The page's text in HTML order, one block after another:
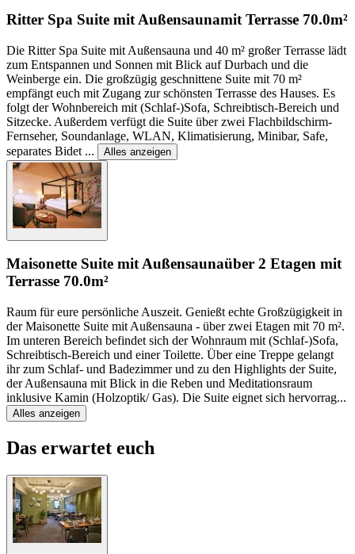
Ritter Spa Suite mit Außensaunamit Terrasse 70.0m²
Die Ritter Spa Suite mit Außensauna und 40 m² großer Terrasse lädt
zum Entspannen und Sonnen mit Blick auf Durbach und die
Weinberge ein. Die großzügig geschnittene Suite mit 70 m²
empfängt euch mit Zugang zur schönsten Terrasse des Hauses. Es
folgt der Wohnbereich mit (Schlaf-)Sofa, Schreibtisch-Bereich und
Sitzecke. Außerdem verfügt die Suite über zwei Flachbildschirm-
Fernseher, Soundanlage, WLAN, Klimatisierung, Minibar, Safe,
separates Bidet ... Alles anzeigen
Maisonette Suite mit Außensaunaüber 2 Etagen mit
Terrasse 70.0m²
Raum für eure persönliche Auszeit. Genießt echte Großzügigkeit in
der Maisonette Suite mit Außensauna - über zwei Etagen mit 70 m².
Im unteren Bereich befindet sich der Wohnraum mit (Schlaf-)Sofa,
Schreibtisch-Bereich und einer Toilette. Über eine Treppe gelangt
ihr zum Schlaf- und Badezimmer und zu den Highlights der Suite,
der Außensauna mit Blick in die Reben und Meditationsraum
inklusive Kamin (Holzoptik/ Gas). Die Suite eignet sich hervorrag...
Alles anzeigen
Das erwartet euch